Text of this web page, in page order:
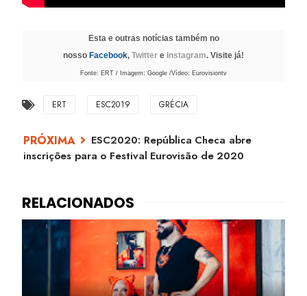
Esta e outras notícias também no
nosso Facebook, Twitter e Instagram. Visite já!
Fonte: ERT / Imagem: Google /Vídeo: Eurovisiontv
ERT ESC2019 GRÉCIA
ESC2020: República Checa abre
inscrições para o Festival Eurovisão de 2020